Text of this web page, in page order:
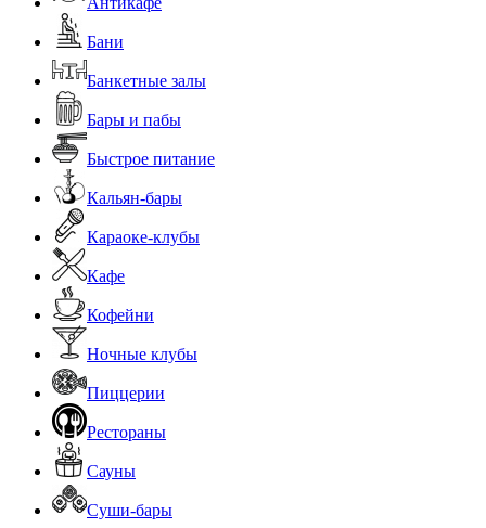
Бани
Банкетные залы
Бары и пабы
Быстрое питание
Кальян-бары
Караоке-клубы
Кафе
Кофейни
Ночные клубы
Пиццерии
Рестораны
Сауны
Суши-бары